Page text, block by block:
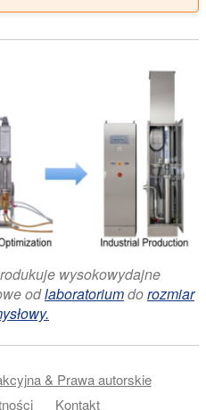
wysokowydajne
odlaboratoriumdorozmiar
& Prawa autorskie
Kontakt